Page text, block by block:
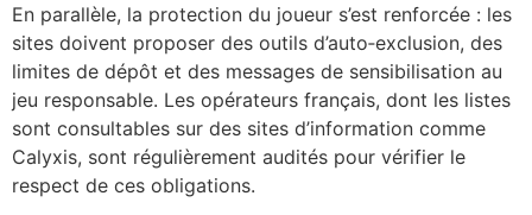
En parallèle, la protection du joueur s’est renforcée : les
sites doivent proposer des outils d’auto‑exclusion, des
limites de dépôt et des messages de sensibilisation au
jeu responsable. Les opérateurs français, dont les listes
sont consultables sur des sites d’information comme
Calyxis, sont régulièrement audités pour vérifier le
respect de ces obligations.